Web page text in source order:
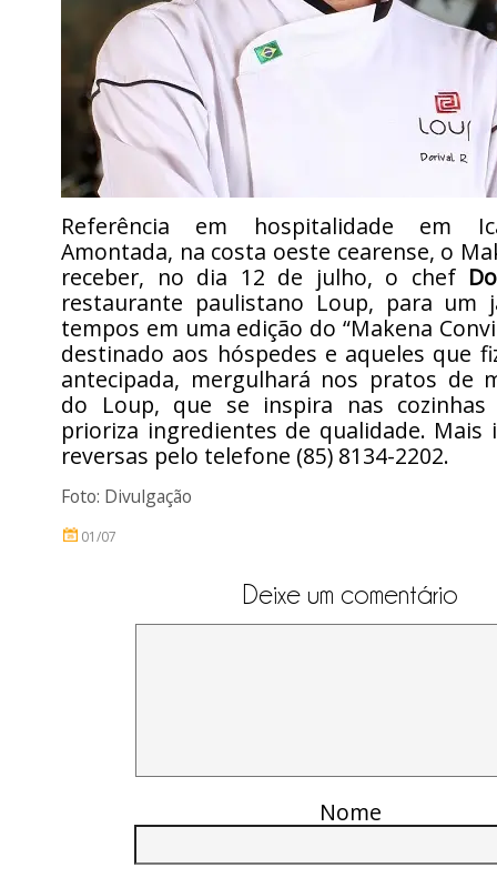
Referência em hospitalidade em
Amontada, na costa oeste cearense, o
receber, no dia 12 de julho, o chef
restaurante paulistano Loup, para um
tempos em uma edição do “Makena
destinado aos hóspedes e aqueles que
antecipada, mergulhará nos pratos de
do Loup, que se inspira nas
prioriza ingredientes de qualidade. Mais
reversas pelo telefone (85) 8134-2202.
Foto: Divulgação
01/07
Deixe um comentário
Nome